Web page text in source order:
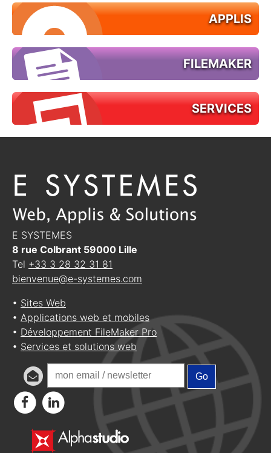
APPLIS
FILEMAKER
SERVICES
E SYSTEMES
8 rue Colbrant 59000 Lille
Tel +33 3 28 32 31 81
bienvenue@e-systemes.com
• Sites Web
• Applications web et mobiles
• Développement FileMaker Pro
• Services et solutions web
Go